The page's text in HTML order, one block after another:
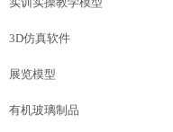
3D仿真软件
展览模型
有机玻璃制品